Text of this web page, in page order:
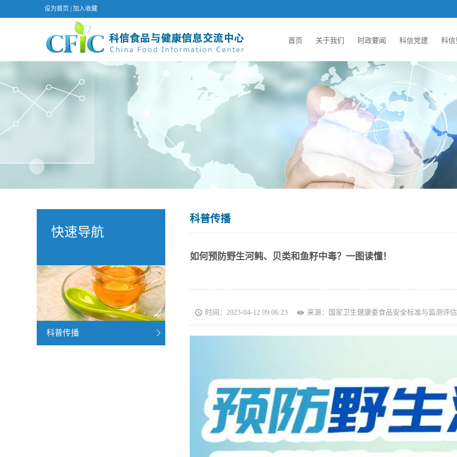
设为首页 加入收藏
首页 关于我们 时政要闻 科信党建 科信
快速导航
科普传播
科普传播
如何预防野生河鲀、贝类和鱼籽中毒？一图读懂！
时间：2023-04-12 09:06:23 来源：国家卫生健康委食品安全标准与监测评